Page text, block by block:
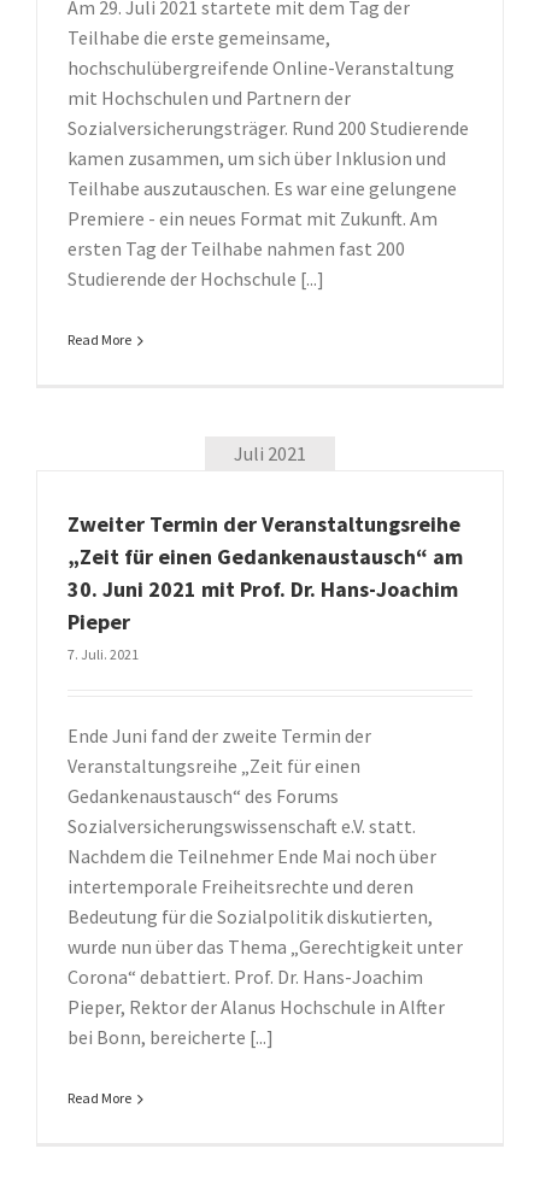
Am 29. Juli 2021 startete mit dem Tag der
Teilhabe die erste gemeinsame,
hochschulübergreifende Online-Veranstaltung
mit Hochschulen und Partnern der
Sozialversicherungsträger. Rund 200 Studierende
kamen zusammen, um sich über Inklusion und
Teilhabe auszutauschen. Es war eine gelungene
Premiere - ein neues Format mit Zukunft. Am
ersten Tag der Teilhabe nahmen fast 200
Studierende der Hochschule [...]
Read More
Juli 2021
Zweiter Termin der Veranstaltungsreihe
„Zeit für einen Gedankenaustausch“ am
30. Juni 2021 mit Prof. Dr. Hans-Joachim
Pieper
7. Juli. 2021
Ende Juni fand der zweite Termin der
Veranstaltungsreihe „Zeit für einen
Gedankenaustausch“ des Forums
Sozialversicherungswissenschaft e.V. statt.
Nachdem die Teilnehmer Ende Mai noch über
intertemporale Freiheitsrechte und deren
Bedeutung für die Sozialpolitik diskutierten,
wurde nun über das Thema „Gerechtigkeit unter
Corona“ debattiert. Prof. Dr. Hans-Joachim
Pieper, Rektor der Alanus Hochschule in Alfter
bei Bonn, bereicherte [...]
Read More